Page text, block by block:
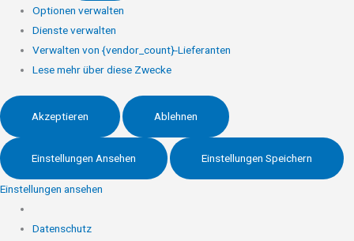
Optionen verwalten
Dienste verwalten
Verwalten von {vendor_count}-Lieferanten
Lese mehr über diese Zwecke
Akzeptieren Ablehnen
Einstellungen Ansehen Einstellungen Speichern
Einstellungen ansehen
Datenschutz